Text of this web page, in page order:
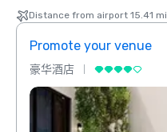
Distance from airport 15.41 mi
Promote your venue
豪华酒店